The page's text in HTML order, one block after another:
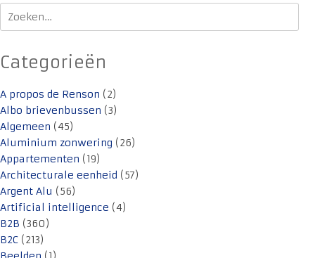
Zoeken
naar:
Categorieën
A propos de Renson (2)
Albo brievenbussen (3)
Algemeen (45)
Aluminium zonwering (26)
Appartementen (19)
Architecturale eenheid (57)
Argent Alu (56)
Artificial intelligence (4)
B2B (360)
B2C (213)